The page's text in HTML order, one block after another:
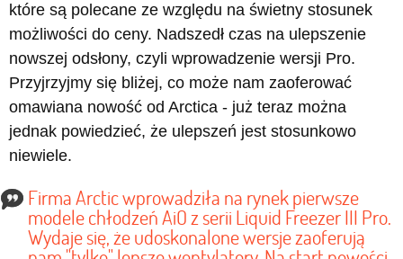
które są polecane ze względu na świetny stosunek
możliwości do ceny. Nadszedł czas na ulepszenie
nowszej odsłony, czyli wprowadzenie wersji Pro.
Przyjrzyjmy się bliżej, co może nam zaoferować
omawiana nowość od Arctica - już teraz można
jednak powiedzieć, że ulepszeń jest stosunkowo
niewiele.
Firma Arctic wprowadziła na rynek pierwsze
modele chłodzeń AiO z serii Liquid Freezer III Pro.
Wydaje się, że udoskonalone wersje zaoferują